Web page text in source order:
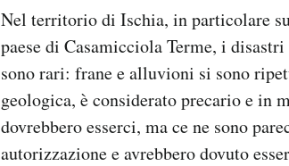
Nel territorio di Ischia, in particolare
paese di Casamicciola Terme, i
sono rari: frane e alluvioni si sono
geologica, è considerato precario e in
dovrebbero esserci, ma ce ne sono
autorizzazione e avrebbero dovuto